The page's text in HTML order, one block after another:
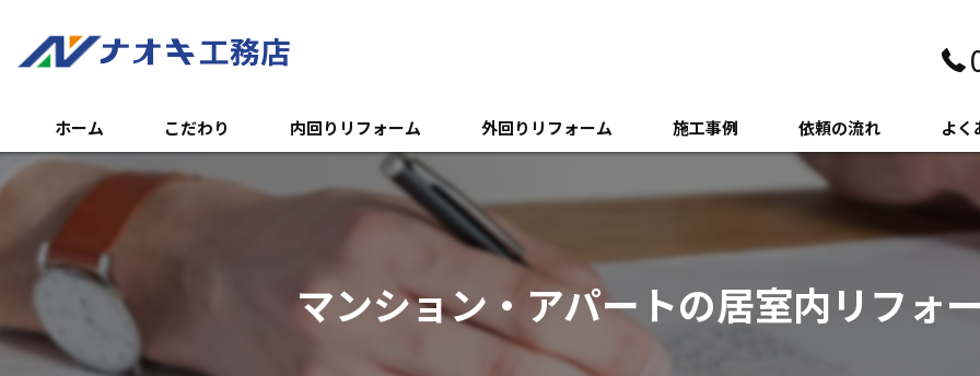
ホーム こだわり 内回りリフォーム
トイレのリフォーム
キッチンのリフォーム
外回りリフォーム
外壁・サイディング
エクステリア
土木・増築
施工事例 依頼の流れ よく
マンション・アパートの居室内リフォ